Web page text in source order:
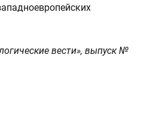
вести», выпуск №